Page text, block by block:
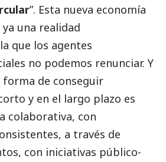
”. Esta nueva economía
una realidad
que los agentes
no podemos renunciar. Y
forma de conseguir
y en el largo plazo es
colaborativa, con
a través de
con iniciativas público-